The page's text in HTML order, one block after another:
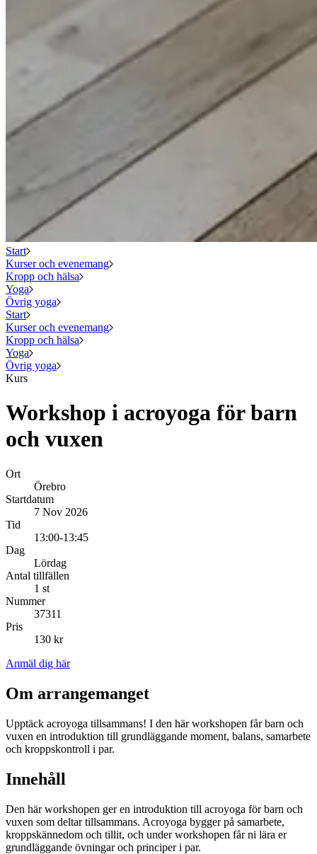
Start
Kurser och evenemang
Kropp och hälsa
Yoga
Övrig yoga
Start
Kurser och evenemang
Kropp och hälsa
Yoga
Övrig yoga
Kurs
Workshop i acroyoga för barn
och vuxen
Ort
Örebro
Startdatum
7 Nov 2026
Tid
13:00-13:45
Dag
Lördag
Antal tillfällen
1 st
Nummer
37311
Pris
130 kr
Anmäl dig här
Om arrangemanget
Upptäck acroyoga tillsammans! I den här workshopen får barn och
vuxen en introduktion till grundläggande moment, balans, samarbete
och kroppskontroll i par.
Innehåll
Den här workshopen ger en introduktion till acroyoga för barn och
vuxen som deltar tillsammans. Acroyoga bygger på samarbete,
kroppskännedom och tillit, och under workshopen får ni lära er
grundläggande övningar och principer i par.